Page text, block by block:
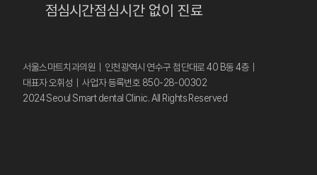
점심시간점심시간 없이 진료
서울스마트치과의원｜인천광역시 연수구 첨단대로 40 B동 4층｜
대표자 오휘성｜사업자 등록번호 850-28-00302
2024 Seoul Smart dental Clinic. All Rights Reserved